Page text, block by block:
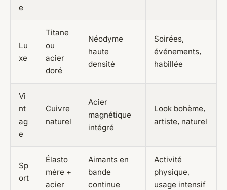
e
Lu
xe
Titane
ou
acier
doré
Néodyme
haute
densité
Soirées,
événements,
habillée
Vi
nt
ag
e
Cuivre
naturel
Acier
magnétique
intégré
Look bohème,
artiste, naturel
Sp
ort
Élasto
mère +
acier
Aimants en
bande
continue
Activité
physique,
usage intensif